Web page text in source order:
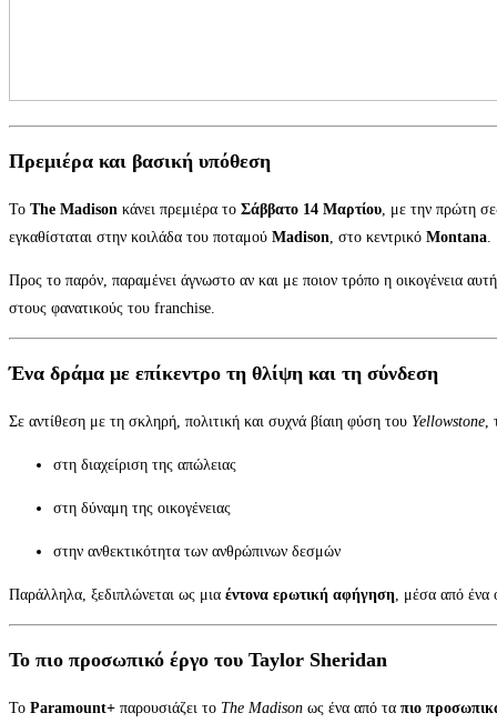
Πρεμιέρα και βασική υπόθεση
Το The Madison κάνει πρεμιέρα το Σάββατο 14 Μαρτίου , με την πρώτη
εγκαθίσταται στην κοιλάδα του ποταμού Madison , στο κεντρικό Montana
Προς το παρόν, παραμένει άγνωστο αν και με ποιον τρόπο η οικογένεια
στους φανατικούς του franchise.
Ένα δράμα με επίκεντρο τη θλίψη και τη σύνδεση
Σε αντίθεση με τη σκληρή, πολιτική και συχνά βίαιη φύση του Yellowstone
στη διαχείριση της απώλειας
στη δύναμη της οικογένειας
στην ανθεκτικότητα των ανθρώπινων δεσμών
Παράλληλα, ξεδιπλώνεται ως μια έντονα ερωτική αφήγηση , μέσα από
Το πιο προσωπικό έργο του Taylor Sheridan
Το Paramount+ παρουσιάζει το The Madison ως ένα από τα πιο